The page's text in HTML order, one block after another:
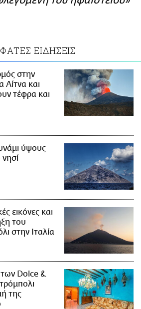
ΕΙΔΗΣΕΙΣ
στην
Αίτνα και
τέφρα και
ύψους
εικόνες και
του
στην Ιταλία
των Dolce &
της